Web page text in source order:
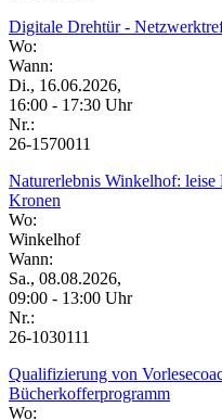
Digitale Drehtür -
Wo:
Wann:
Di., 16.06.2026,
16:00 - 17:30 Uhr
Nr.:
26-1570011
Naturerlebnis Winkelhof: leise
Kronen
Wo:
Winkelhof
Wann:
Sa., 08.08.2026,
09:00 - 13:00 Uhr
Nr.:
26-1030111
Qualifizierung von
Bücherkofferprogramm
Wo: